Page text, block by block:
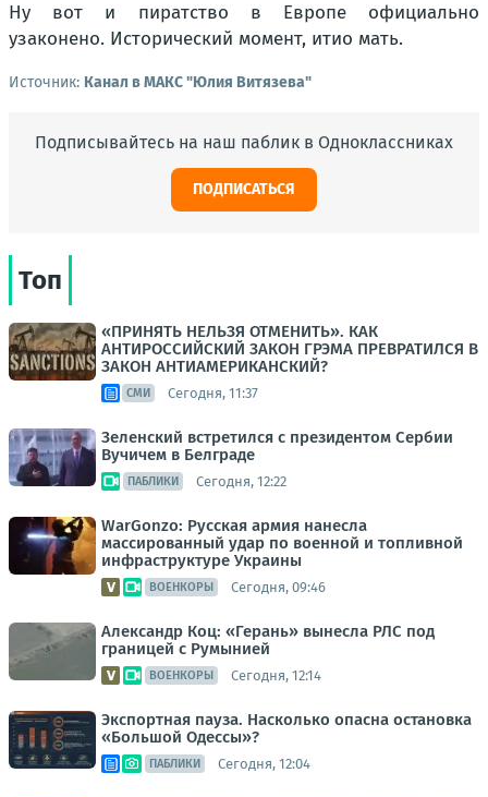
Ну вот и пиратство в Европе официально
узаконено. Исторический момент, итио мать.
Источник: Канал в МАКС "Юлия Витязева"
Подписывайтесь на наш паблик в Одноклассниках
ПОДПИСАТЬСЯ
Топ
«ПРИНЯТЬ НЕЛЬЗЯ ОТМЕНИТЬ». КАК
АНТИРОССИЙСКИЙ ЗАКОН ГРЭМА ПРЕВРАТИЛСЯ В
ЗАКОН АНТИАМЕРИКАНСКИЙ?
СМИ Сегодня, 11:37
Зеленский встретился с президентом Сербии
Вучичем в Белграде
ПАБЛИКИ Сегодня, 12:22
WarGonzo: Русская армия нанесла
массированный удар по военной и топливной
инфраструктуре Украины
ВОЕНКОРЫ Сегодня, 09:46
Александр Коц: «Герань» вынесла РЛС под
границей с Румынией
ВОЕНКОРЫ Сегодня, 12:14
Экспортная пауза. Насколько опасна остановка
«Большой Одессы»?
ПАБЛИКИ Сегодня, 12:04